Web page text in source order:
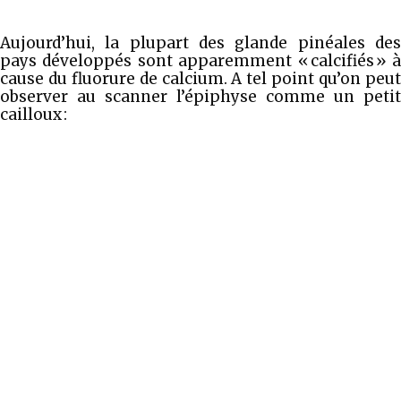
Aujourd’hui, la plupart des glande pinéales des
pays développés sont apparemment « calcifiés » à
cause du fluorure de calcium. A tel point qu’on peut
observer au scanner l’épiphyse comme un petit
cailloux :